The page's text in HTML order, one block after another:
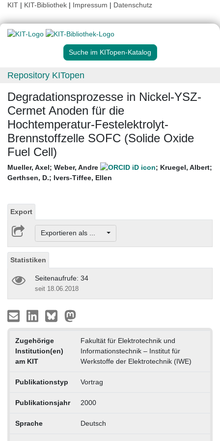
KIT | KIT-Bibliothek | Impressum | Datenschutz
Suche im KITopen-Katalog
Repository KITopen
Degradationsprozesse in Nickel-YSZ-
Cermet Anoden für die
Hochtemperatur-Festelektrolyt-
Brennstoffzelle SOFC (Solide Oxide
Fuel Cell)
Mueller, Axel; Weber, Andre ; Kruegel, Albert;
Gerthsen, D.; Ivers-Tiffee, Ellen
Export
Exportieren als ...
Statistiken
Seitenaufrufe: 34
seit 18.06.2018
Zugehörige
Institution(en)
am KIT
Fakultät für Elektrotechnik und
Informationstechnik – Institut für
Werkstoffe der Elektrotechnik (IWE)
Publikationstyp Vortrag
Publikationsjahr 2000
Sprache Deutsch